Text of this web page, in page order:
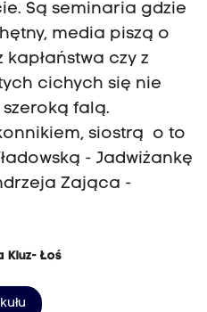
Są seminaria gdzie
media piszą o
czy z
cichych się nie
falą.
siostrą o to
- Jadwiżankę
Zająca -
Kluz- Łoś